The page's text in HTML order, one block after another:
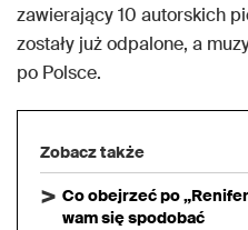
zawierający 10 autorskich
zostały już odpalone, a
po Polsce.
Zobacz także
Co obejrzeć po
wam się spodobać